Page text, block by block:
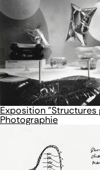
Exposition "Structures
Photographie